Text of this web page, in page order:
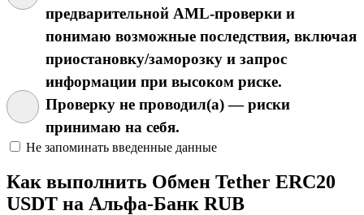
предварительной AML-проверки и
понимаю возможные последствия, включая
приостановку/заморозку и запрос
информации при высоком риске.
Проверку не проводил(а) — риски
принимаю на себя.
Не запоминать введенные данные
Как выполнить Обмен Tether ERC20
USDT на Альфа-Банк RUB